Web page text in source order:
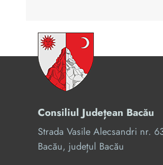
Consiliul Județean Bacău
Strada Vasile Alecsandri nr.
Bacău, județul Bacău